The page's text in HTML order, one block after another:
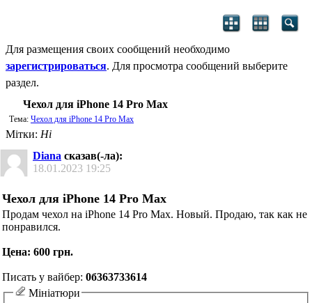
Для размещения своих сообщений необходимо
зарегистрироваться. Для просмотра сообщений выберите
раздел.
Чехол для iPhone 14 Pro Max
Тема: Чехол для iPhone 14 Pro Max
Мітки: Ні
Diana сказав(-ла):
18.01.2023 19:25
Чехол для iPhone 14 Pro Max
Продам чехол на iPhone 14 Pro Max. Новый. Продаю, так как не
понравился.
Цена: 600 грн.
Писать у вайбер: 0б363733614
Мініатюри